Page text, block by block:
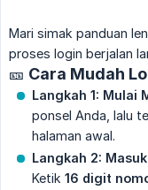
Mari simak panduan
proses login berjalan
🎫 Cara Mudah
Langkah 1: Mulai
ponsel Anda, lalu
halaman awal.
Langkah 2:
Ketik 16 digit